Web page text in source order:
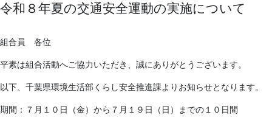
令和８年夏の交通安全運動の実施について
組合員 各位
平素は組合活動へご協力いただき、誠にありがとうございます。
以下、千葉県環境生活部くらし安全推進課よりお知らせとなります。
期間：７月１０日（金）から７月１９日（日）までの１０日間